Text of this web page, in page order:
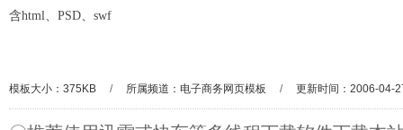
含html、PSD、swf
模板大小：375KB / 所属频道： 电子商务网页模板 / 更新时间：2006-04-